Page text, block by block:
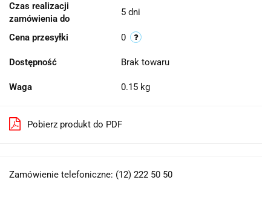
Czas realizacji
zamówienia do
5 dni
Cena przesyłki 0
Dostępność Brak towaru
Waga 0.15 kg
Pobierz produkt do PDF
Zamówienie telefoniczne: (12) 222 50 50